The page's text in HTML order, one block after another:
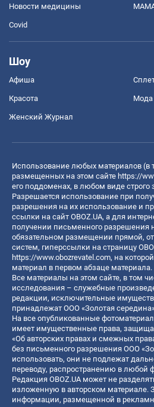
Новости медицины
Covid
Шоу
Афиша
Красота Мода
Женский Журнал
Использование любых материалов (в
размещенных на этом сайте https://
его поддоменах, в любом виде строго
Разрешается использование при
разрешения на их использование и
ссылки на сайт OBOZ.UA, а для
получении письменного разрешения
обязательном размещении прямой,
систем, гиперссылки на страницу
https://www.obozrevatel.com, на
материал в первом абзаце материала.
Все материалы на этом сайте, в том
исследования – служебные
редакции, исключительные
принадлежат ООО «Золотая
На все опубликованные
имеет имущественные права,
«Об авторских правах и смежных
без письменного разрешения ООО
использовать, они не подлежат
переводу, распространению в любой
Редакция OBOZ.UA может не
изложенную в авторском материале.
информации, размещенной в